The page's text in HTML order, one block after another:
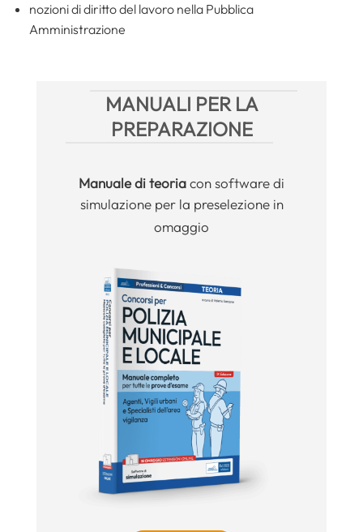
nozioni di diritto del lavoro nella Pubblica
Amministrazione
MANUALI PER LA
PREPARAZIONE
Manualedi teoriacon software di
simulazione per la preselezione in
omaggio